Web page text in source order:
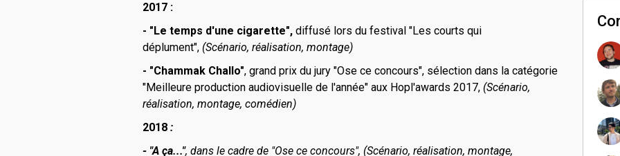
2017 :
- "Le temps d'une cigarette", diffusé lors du festival "Les courts qui
déplument", (Scénario, réalisation, montage)
- "Chammak Challo", grand prix du jury "Ose ce concours", sélection dans la catégorie
"Meilleure production audiovisuelle de l'année" aux Hopl'awards 2017, (Scénario,
réalisation, montage, comédien)
2018 :
- "A ça...", dans le cadre de "Ose ce concours", (Scénario, réalisation, montage,